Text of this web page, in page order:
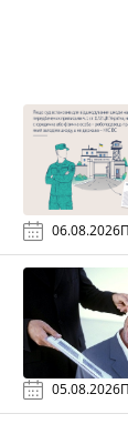
06.08.2026
05.08.2026